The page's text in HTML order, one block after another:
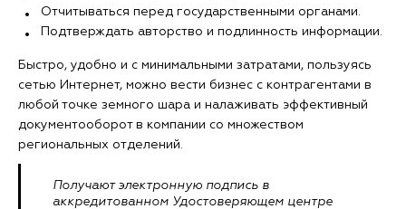
Отчитываться перед государственными органами.
Подтверждать авторство и подлинность информации.
Быстро, удобно и с минимальными затратами, пользуясь
сетью Интернет, можно вести бизнес с контрагентами в
любой точке земного шара и налаживать эффективный
документооборот в компании со множеством
региональных отделений.
Получают электронную подпись в
аккредитованном Удостоверяющем центре